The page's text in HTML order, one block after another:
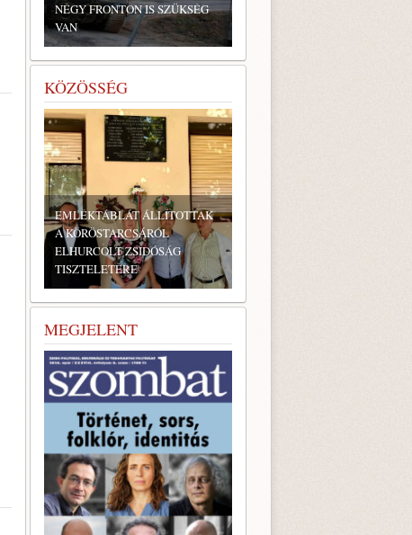
NÉGY FRONTON IS SZÜKSÉG
VAN
KÖZÖSSÉG
EMLÉKTÁBLÁT ÁLLÍTOTTAK
A KÖRÖSTARCSÁRÓL
ELHURCOLT ZSIDÓSÁG
TISZTELETÉRE
MEGJELENT